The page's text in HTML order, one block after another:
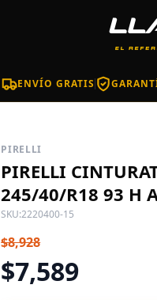
ENVÍO GRATIS
PIRELLI
PIRELLI
245/40/R18 93 H
SKU:2220400-15
$8,928
$7,589